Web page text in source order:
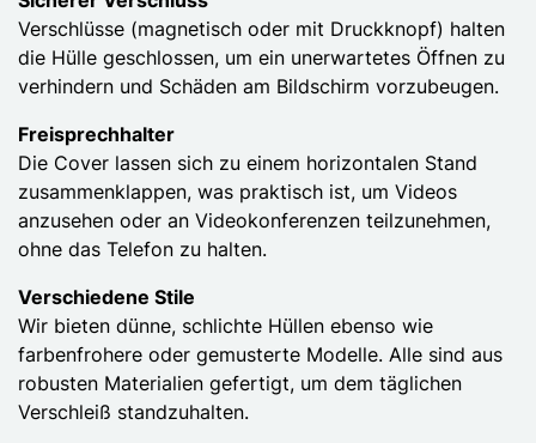
Verschlüsse (magnetisch oder mit Druckknopf) halten
die Hülle geschlossen, um ein unerwartetes Öffnen zu
verhindern und Schäden am Bildschirm vorzubeugen.
Freisprechhalter
Die Cover lassen sich zu einem horizontalen Stand
zusammenklappen, was praktisch ist, um Videos
anzusehen oder an Videokonferenzen teilzunehmen,
ohne das Telefon zu halten.
Verschiedene Stile
Wir bieten dünne, schlichte Hüllen ebenso wie
farbenfrohere oder gemusterte Modelle. Alle sind aus
robusten Materialien gefertigt, um dem täglichen
Verschleiß standzuhalten.